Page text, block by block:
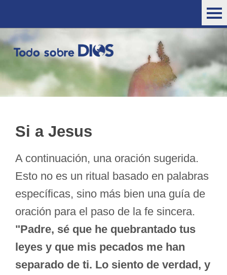
Si a Jesus
A continuación, una oración sugerida.
Esto no es un ritual basado en palabras
específicas, sino más bien una guía de
oración para el paso de la fe sincera.
"Padre, sé que he quebrantado tus
leyes y que mis pecados me han
separado de ti. Lo siento de verdad, y